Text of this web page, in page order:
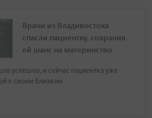
Врачи из Владивостока
спасли пациентку, сохранив
ей шанс на материнство
успешно, и сейчас пациентка уже
к своим близким